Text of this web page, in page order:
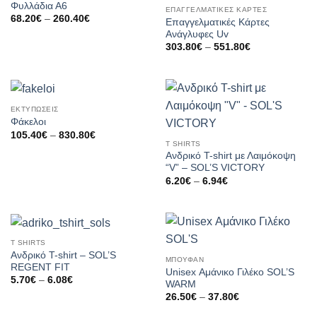
Φυλλάδια Α6
68.20€ – 260.40€Price
ΕΠΑΓΓΕΛΜΑΤΙΚΕΣ ΚΑΡΤΕΣ
Επαγγελματικές Κάρτες
Ανάγλυφες Uv
303.80€ – 551.80€Price
551.80€
ΕΚΤΥΠΩΣΕΙΣ
Φάκελοι
105.40€ – 830.80€Price
T SHIRTS
Ανδρικό T-shirt με Λαιμόκοψη
“V” – SOL’S VICTORY
6.20€ – 6.94€Price
6.94€
T SHIRTS
Ανδρικό T-shirt – SOL’S
REGENT FIT
5.70€ – 6.08€Price
ΜΠΟΥΦΑΝ
Unisex Αμάνικο Γιλέκο SOL’S
WARM
26.50€ – 37.80€Price